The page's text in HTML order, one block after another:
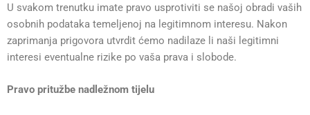
U svakom trenutku imate pravo usprotiviti se našoj obradi vaših
osobnih podataka temeljenoj na legitimnom interesu. Nakon
zaprimanja prigovora utvrdit ćemo nadilaze li naši legitimni
interesi eventualne rizike po vaša prava i slobode.
Pravo pritužbe nadležnom tijelu